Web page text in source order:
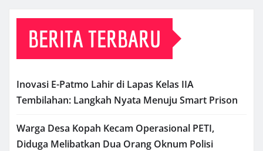
BERITA TERBARU
Inovasi E-Patmo Lahir di Lapas Kelas IIA
Tembilahan: Langkah Nyata Menuju Smart Prison
Warga Desa Kopah Kecam Operasional PETI,
Diduga Melibatkan Dua Orang Oknum Polisi